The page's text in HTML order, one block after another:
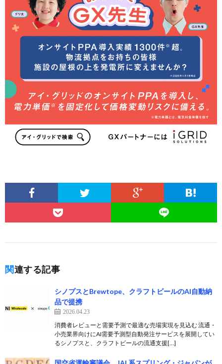
関連する記事
シノプスとBrewtope、クラフトビールのAI自動納
品で提携
2026.04.23
消費者レビューと需要予測で最適な売場実現を見込む 流通・
小売業界向けにAI需要予測型自動発注サービスを展開してい
るシノプスと、クラフトビールの流通支援[…]